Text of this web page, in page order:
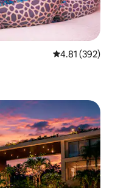
レビュー392
4.81 (392)